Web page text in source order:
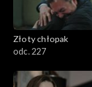
Złoty chłopak
odc. 227